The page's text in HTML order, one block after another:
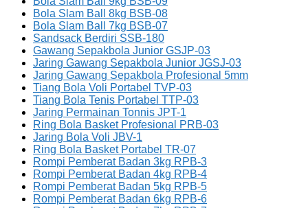
Bola Slam Ball 8kg BSB-08
Bola Slam Ball 7kg BSB-07
Sandsack Berdiri SSB-180
Gawang Sepakbola Junior GSJP-03
Jaring Gawang Sepakbola Junior JGSJ-03
Jaring Gawang Sepakbola Profesional 5mm
Tiang Bola Voli Portabel TVP-03
Tiang Bola Tenis Portabel TTP-03
Jaring Permainan Tonnis JPT-1
Ring Bola Basket Profesional PRB-03
Jaring Bola Voli JBV-1
Ring Bola Basket Portabel TR-07
Rompi Pemberat Badan 3kg RPB-3
Rompi Pemberat Badan 4kg RPB-4
Rompi Pemberat Badan 5kg RPB-5
Rompi Pemberat Badan 6kg RPB-6